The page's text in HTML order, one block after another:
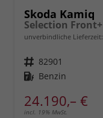
Skoda Kamiq
unverbindliche Lieferzeit:
Fahrzeugnr. 82901
Kraftstoff Benzin
24.190,– €
incl. 19% MwSt.